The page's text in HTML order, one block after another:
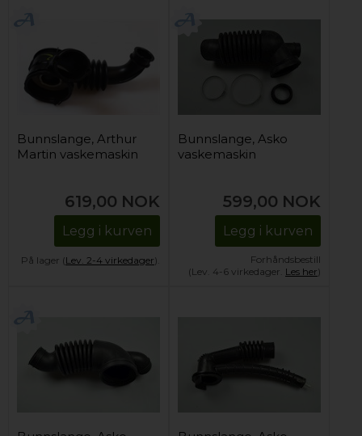
Bunnslange, Arthur
Martin vaskemaskin
619,00 NOK
Legg i kurven
På lager (Lev. 2-4 virkedager).
Bunnslange, Asko
vaskemaskin
599,00 NOK
Legg i kurven
Forhåndsbestill
(Lev. 4-6 virkedager. Les her)